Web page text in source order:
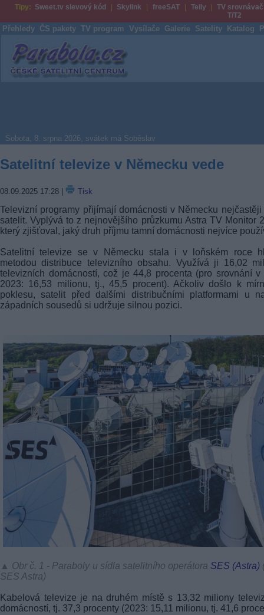
Tipy: Sweet.tv slevový kód Skylink freeSAT Telly
TV srovnávač
T/T2
Přehledy ČS pakety TV program Vysílače Galerie Satelity Katalog
Parabola.cz
Sobota, 8. srpna 2026, svátek má Soběslav
Satelitní televize v Německu vede
08.09.2025 17:28 Tisk
Televizní programy přijímají domácnosti v Německu nejčastěji
satelit. Vyplývá to z nejnovějšího průzkumu Astra TV Monitor
který zjišťoval, jaký druh příjmu tamní domácnosti nejvíce
Satelitní televize se v Německu stala i v loňském roce
metodou distribuce televizního obsahu. Využívá ji 16,02
televizních domácností, což je 44,8 procenta (pro srovnání v
2023: 16,53 milionu, tj., 45,5 procent). Ačkoliv došlo k
poklesu, satelit před dalšími distribučními platformami u
západních sousedů si udržuje silnou pozici.
▲ Obr č. 1 - Paraboly u sídla satelitního operátora SES (Astra)
SES Astra)
Kabelová televize je na druhém místě s 13,32 miliony
domácností, tj. 37,3 procenty (2023: 15,11 milionu, tj. 41,6